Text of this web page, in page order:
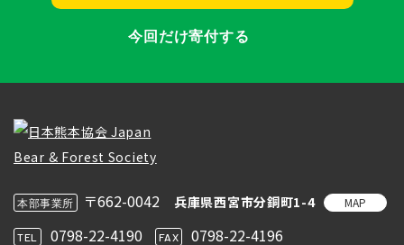
今回だけ寄付する
本部事業所 〒662-0042 兵庫県西宮市分銅町1-4 MAP
TEL 0798-22-4190 FAX 0798-22-4196